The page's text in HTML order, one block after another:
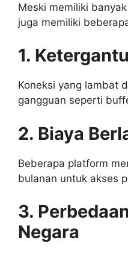
Meski memiliki
juga memiliki
1.
Koneksi yang lambat
gangguan seperti
2. Biaya
Beberapa platform
bulanan untuk akses
3.
Negara